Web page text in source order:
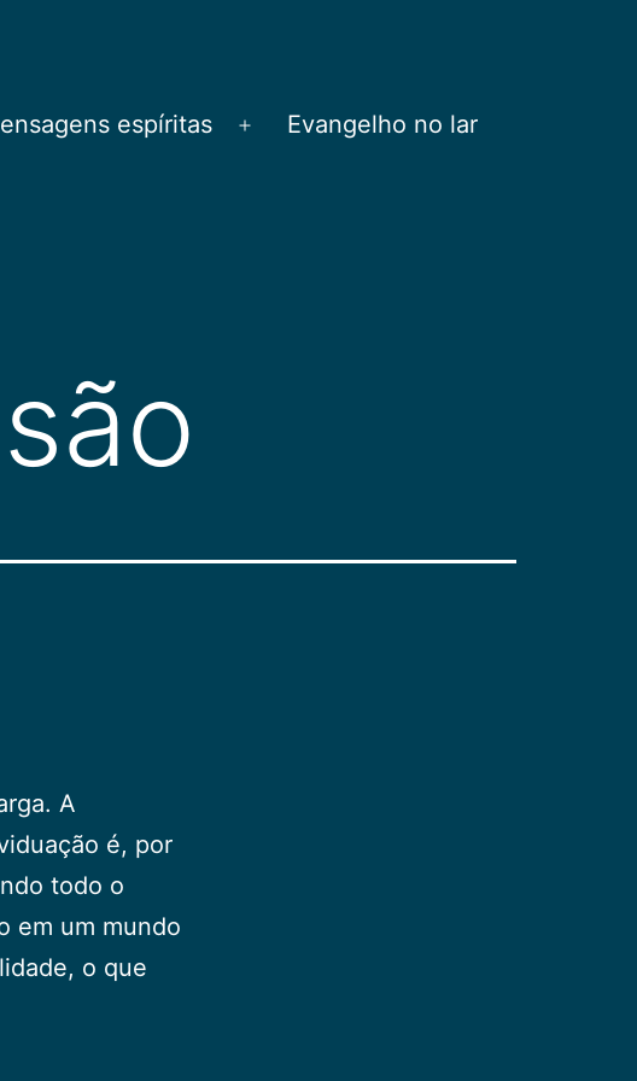
espíritas
Abrir
Evangelho no lar
A
é, por
todo o
em um mundo
o que